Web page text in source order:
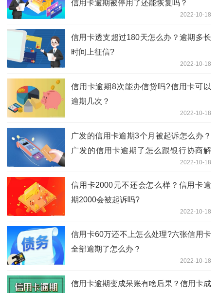
信用卡逾期被停用了还能恢复吗？
2022-10-18
信用卡透支超过180天怎么办？逾期多长
时间上征信?
2022-10-18
信用卡逾期8次能办信贷吗?信用卡可以
逾期几次？
2022-10-18
广发的信用卡逾期3个月被起诉怎么办？
广发的信用卡逾期了怎么跟银行协商解
2022-10-18
信用卡2000元不还会怎么样？信用卡逾
期2000会被起诉吗?
2022-10-18
信用卡60万还不上怎么处理?六张信用卡
全部逾期了怎么办？
2022-10-18
信用卡逾期变成呆账有啥后果？信用卡成